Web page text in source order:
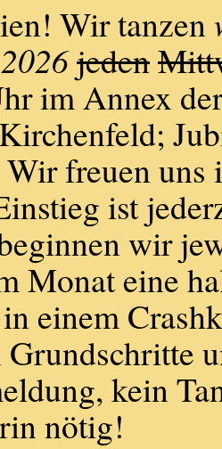
Wir tanzen
jeden
im Annex
freuen uns
ist
wir
Monat eine
einem
kein
nötig!